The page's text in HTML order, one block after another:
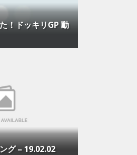
！ドッキリGP 動
グ – 19.02.02